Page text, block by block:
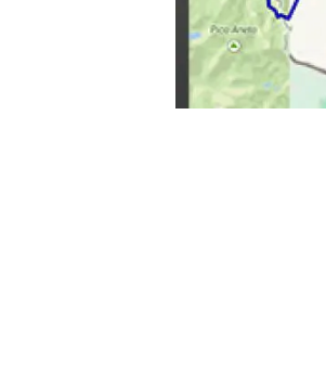
Funcionamiento de los ecosistemas
Observación de la Tierra